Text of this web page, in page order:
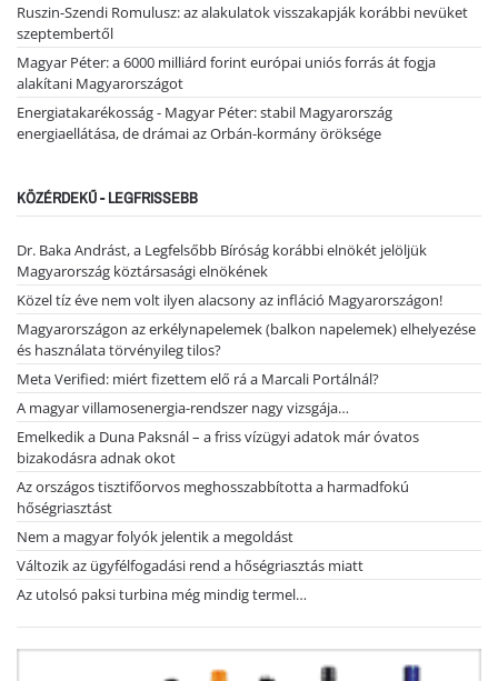
Ruszin-Szendi Romulusz: az alakulatok visszakapják korábbi nevüket
szeptembertől
Magyar Péter: a 6000 milliárd forint európai uniós forrás át fogja
alakítani Magyarországot
Energiatakarékosság - Magyar Péter: stabil Magyarország
energiaellátása, de drámai az Orbán-kormány öröksége
KÖZÉRDEKŰ - LEGFRISSEBB
Dr. Baka Andrást, a Legfelsőbb Bíróság korábbi elnökét jelöljük
Magyarország köztársasági elnökének
Közel tíz éve nem volt ilyen alacsony az infláció Magyarországon!
Magyarországon az erkélynapelemek (balkon napelemek) elhelyezése
és használata törvényileg tilos?
Meta Verified: miért fizettem elő rá a Marcali Portálnál?
A magyar villamosenergia-rendszer nagy vizsgája…
Emelkedik a Duna Paksnál – a friss vízügyi adatok már óvatos
bizakodásra adnak okot
Az országos tisztifőorvos meghosszabbította a harmadfokú
hőségriasztást
Nem a magyar folyók jelentik a megoldást
Változik az ügyfélfogadási rend a hőségriasztás miatt
Az utolsó paksi turbina még mindig termel…